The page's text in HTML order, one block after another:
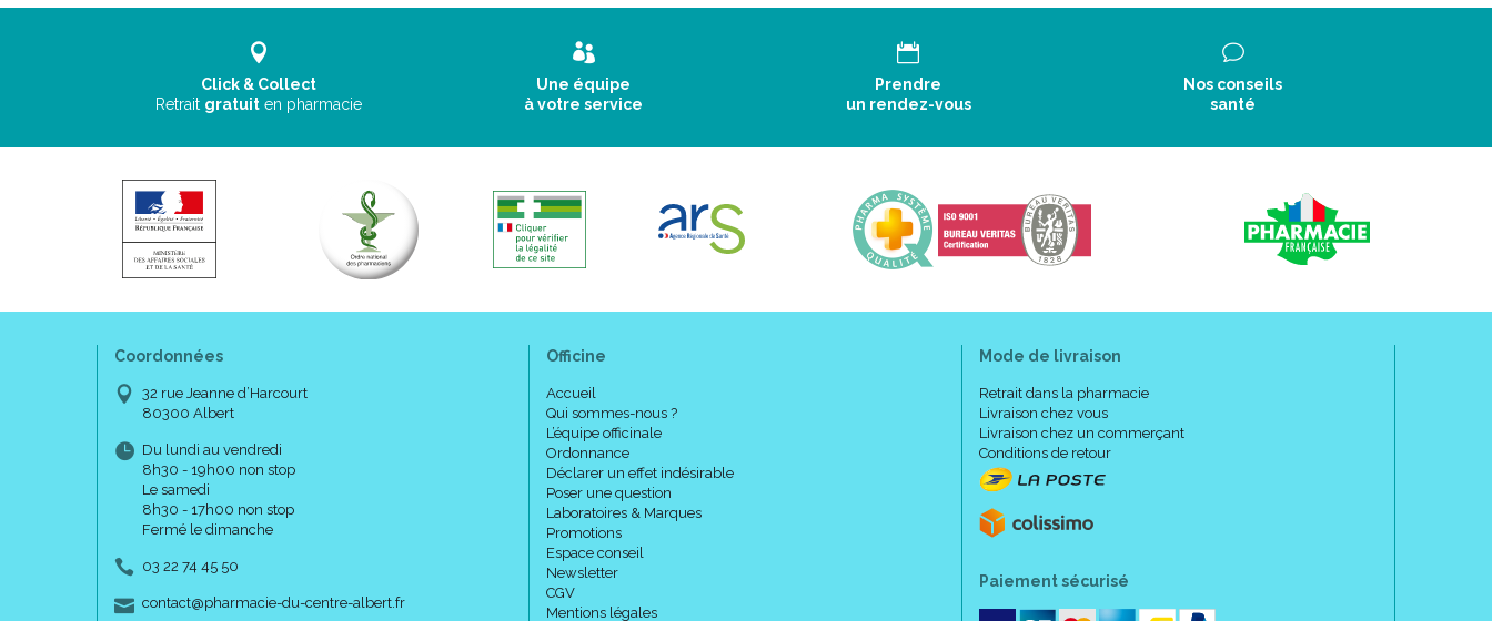
Click & Collect
Retrait gratuit en pharmacie
Une équipe
à votre service
Prendre
un rendez-vous
Nos conseils
santé
Coordonnées
32 rue Jeanne d’Harcourt
80300 Albert
Du lundi au vendredi
8h30 - 19h00 non stop
Le samedi
8h30 - 17h00 non stop
Fermé le dimanche
03 22 74 45 50
contact-
@-
pharmacie-du-centre-albert.fr
Officine
Accueil
Qui sommes-nous ?
L’équipe officinale
Ordonnance
Déclarer un effet indésirable
Poser une question
Laboratoires & Marques
Promotions
Espace conseil
Newsletter
CGV
Mentions légales
Mode de livraison
Retrait dans la pharmacie
Livraison chez vous
Livraison chez un commerçant
Conditions de retour
Paiement sécurisé